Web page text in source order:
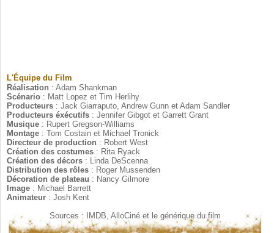
L'Équipe du Film
Réalisation
Scénario
Producteurs
Producteurs éxécutifs
Musique
Montage
Directeur de production
Création des costumes
Création des décors
Distribution des rôles
Décoration de plateau
Image
Animateur
Sources : IMDB, AlloCiné et le générique du film